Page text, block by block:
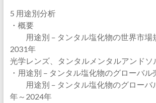
5 用途別分析
・概要
用途別 – タンタル塩化物の世界市場
2031年
光学レンズ、タンタルメンタルアンドソ
・用途別 – タンタル塩化物のグローバル
用途別 – タンタル塩化物のグローバ
年～2024年